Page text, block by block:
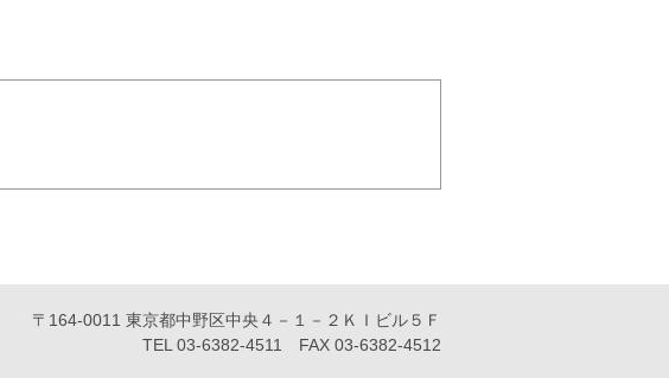
〒164-0011 東京都中野区中央４－１－２ＫＩビル５Ｆ
TEL 03-6382-4511 FAX 03-6382-4512